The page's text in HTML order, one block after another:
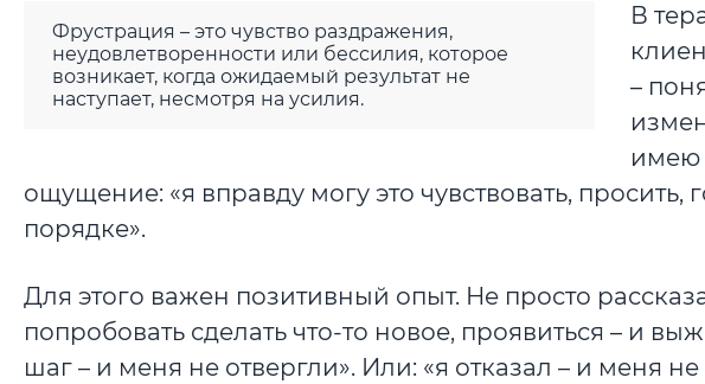
Фрустрация – это чувство раздражения,
неудовлетворенности или бессилия, которое
возникает, когда ожидаемый результат не
наступает, несмотря на усилия.
В
–
имею
ощущение: «я вправду могу это чувствовать, просить,
порядке».
Для этого важен позитивный опыт. Не просто
попробовать сделать что-то новое, проявиться – и
шаг – и меня не отвергли». Или: «я отказал – и меня